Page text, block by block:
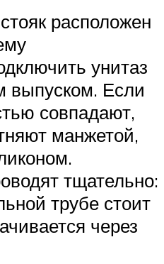
расположен
унитаз
выпуском. Если
совпадают,
манжетой,
тщательно:
трубе стоит
через